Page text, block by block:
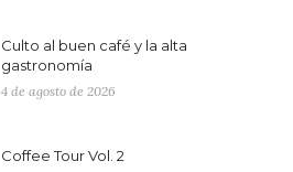
Culto al buen café y la alta
gastronomía
4 de agosto de 2026
Coffee Tour Vol. 2